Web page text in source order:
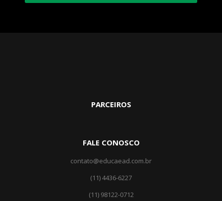
PARCEIROS
FALE CONOSCO
contato@educaead.com.br
(11) 4436-6227
(11) ‎98122-0712